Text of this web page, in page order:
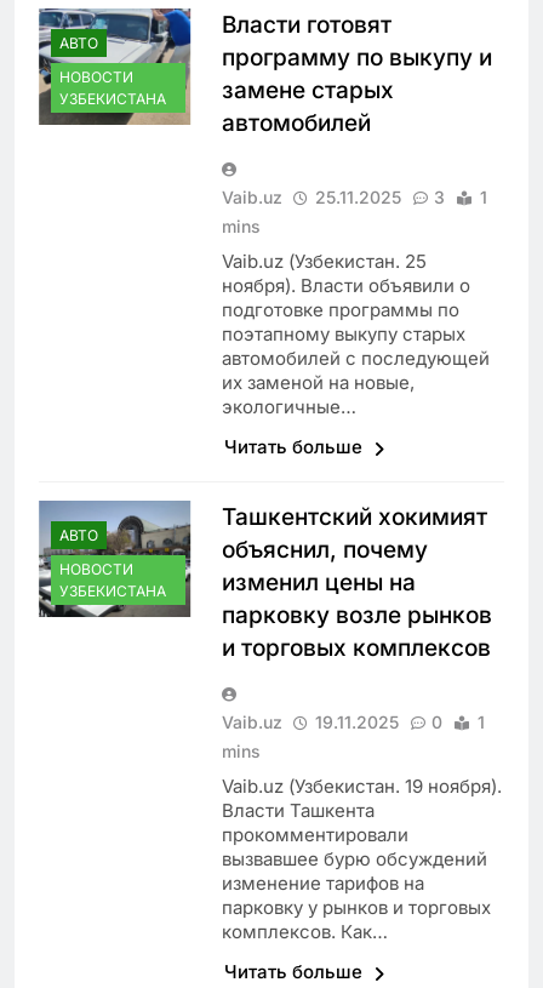
АВТО
НОВОСТИ
УЗБЕКИСТАНА
Власти готовят
программу по выкупу и
замене старых
автомобилей
Vaib.uz 25.11.2025 3
1
mins
Vaib.uz (Узбекистан. 25
ноября). Власти объявили о
подготовке программы по
поэтапному выкупу старых
автомобилей с последующей
их заменой на новые,
экологичные…
Читать больше
АВТО
НОВОСТИ
УЗБЕКИСТАНА
Ташкентский хокимият
объяснил, почему
изменил цены на
парковку возле рынков
и торговых комплексов
Vaib.uz 19.11.2025 0
1
mins
Vaib.uz (Узбекистан. 19 ноября).
Власти Ташкента
прокомментировали
вызвавшее бурю обсуждений
изменение тарифов на
парковку у рынков и торговых
комплексов. Как…
Читать больше